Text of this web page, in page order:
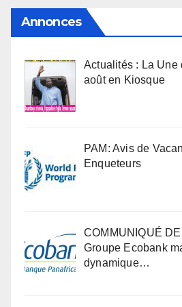
Annonces
Actualités : La Une
août en Kiosque
PAM: Avis de
Enqueteurs
COMMUNIQUÉ
Groupe Ecobank
dynamique…